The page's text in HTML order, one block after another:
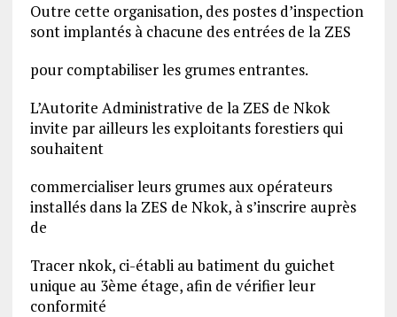
Outre cette organisation, des postes d’inspection
sont implantés à chacune des entrées de la ZES
pour comptabiliser les grumes entrantes.
L’Autorite Administrative de la ZES de Nkok
invite par ailleurs les exploitants forestiers qui
souhaitent
commercialiser leurs grumes aux opérateurs
installés dans la ZES de Nkok, à s’inscrire auprès
de
Tracer nkok, ci-établi au batiment du guichet
unique au 3ème étage, afin de vérifier leur
conformité